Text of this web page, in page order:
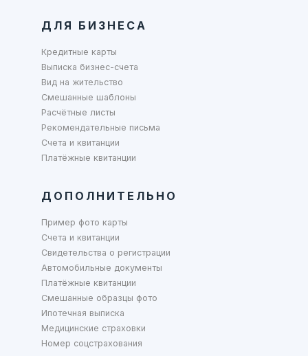
ДЛЯ БИЗНЕСА
Кредитные карты
Выписка бизнес-счета
Вид на жительство
Смешанные шаблоны
Расчётные листы
Рекомендательные письма
Счета и квитанции
Платёжные квитанции
ДОПОЛНИТЕЛЬНО
Пример фото карты
Счета и квитанции
Свидетельства о регистрации
Автомобильные документы
Платёжные квитанции
Смешанные образцы фото
Ипотечная выписка
Медицинские страховки
Номер соцстрахования